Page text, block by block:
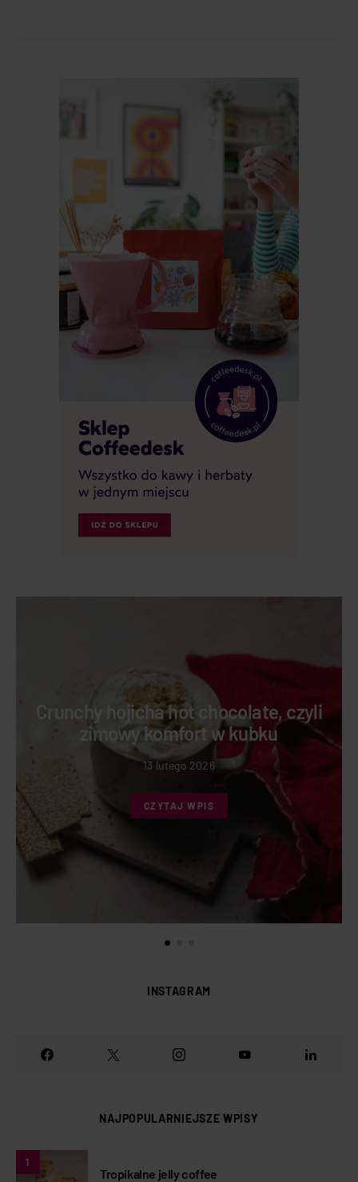
Crunchy hojicha hot chocolate, czyli
zimowy komfort w kubku
13 lutego 2026
CZYTAJ WPIS
INSTAGRAM
NAJPOPULARNIEJSZE WPISY
1
Tropikalne jelly coffee